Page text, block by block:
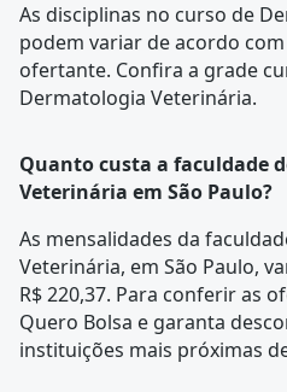
As disciplinas no curso de
podem variar de acordo
ofertante. Confira a grade
Dermatologia Veterinária.
Quanto custa a faculdade
Veterinária em São Paulo?
As mensalidades da
Veterinária, em São Paulo,
R$ 220,37. Para conferir as
Quero Bolsa e garanta
instituições mais próximas